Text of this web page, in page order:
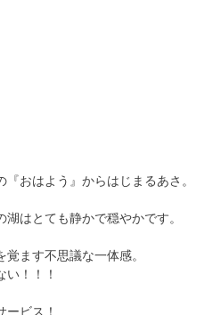
おはよう』からはじまるあさ。
はとても静かで穏やかです。
ます不思議な一体感。
！！！
ビス！